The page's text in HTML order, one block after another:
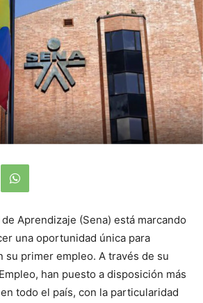
Aprendizaje (Sena) está marcando
una oportunidad única para
su primer empleo. A través de su
han puesto a disposición más
todo el país, con la particularidad